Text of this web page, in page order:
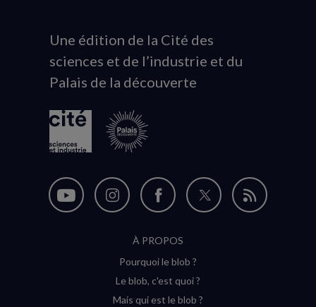
Animation
du
logo
Une édition de la Cité des
sciences et de l’industrie et du
Palais de la découverte
Nous
Nous
Instagram
(nouvelle
Nous
sur
Facebook
(nouvelle
Nous
Flux
À PROPOS
Pourquoi le blob ?
Le blob, c'est quoi ?
Mais qui est le blob ?